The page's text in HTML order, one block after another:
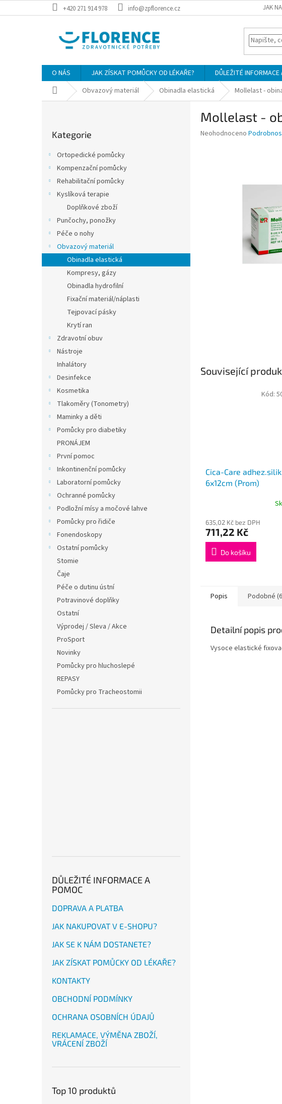
na
+420 271 914 978 info@zpflorence.cz JAK
O NÁS JAK ZÍSKAT POMŮCKY OD LÉKAŘE? DŮLEŽITÉ
Domů Obvazový materiál Obinadla elastická Mollelast -
l
kategorie
Kategorie
Ortopedické pomůcky
Kompenzační pomůcky
Rehabilitační pomůcky
Kyslíková terapie
Doplňkové zboží
Punčochy, ponožky
Péče o nohy
Obvazový materiál
Obinadla elastická
Kompresy, gázy
Obinadla hydrofilní
Fixační materiál/náplasti
Tejpovací pásky
Krytí ran
Zdravotní obuv
Nástroje
Inhalátory
Desinfekce
Kosmetika
Tlakoměry (Tonometry)
Maminky a děti
Pomůcky pro diabetiky
PRONÁJEM
První pomoc
Inkontinenční pomůcky
Laboratorní pomůcky
Ochranné pomůcky
Podložní mísy a močové lahve
Pomůcky pro řidiče
Fonendoskopy
Ostatní pomůcky
Stomie
Čaje
Péče o dutinu ústní
Potravinové doplňky
Ostatní
Výprodej / Sleva / Akce
ProSport
Novinky
Pomůcky pro hluchoslepé
REPASY
Pomůcky pro Tracheostomii
DŮLEŽITÉ INFORMACE A
POMOC
DOPRAVA A PLATBA
JAK NAKUPOVAT V E-SHOPU?
JAK SE K NÁM DOSTANETE?
JAK ZÍSKAT POMŮCKY OD LÉKAŘE?
KONTAKTY
OBCHODNÍ PODMÍNKY
OCHRANA OSOBNÍCH ÚDAJŮ
REKLAMACE, VÝMĚNA ZBOŽÍ,
VRÁCENÍ ZBOŽÍ
Top 10 produktů
Mollelast -
Průměrné
Neohodnoceno
Související
Cica-Care
6x12cm (Prom)
635,02 Kč bez DPH
711,22 Kč
Do košíku
Kód:
Popis Podobné
Detailní popis
Vysoce elastické